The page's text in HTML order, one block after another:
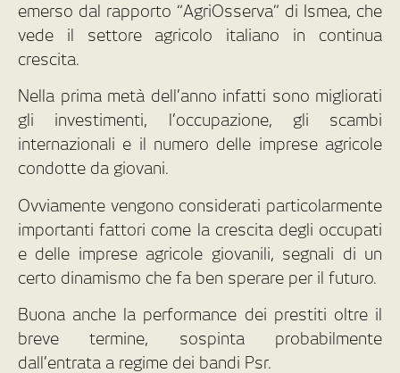
emerso dal rapporto “AgriOsserva” di Ismea, che
vede il settore agricolo italiano in continua
crescita.
Nella prima metà dell’anno infatti sono migliorati
gli investimenti, l’occupazione, gli scambi
internazionali e il numero delle imprese agricole
condotte da giovani.
Ovviamente vengono considerati particolarmente
importanti fattori come la crescita degli occupati
e delle imprese agricole giovanili, segnali di un
certo dinamismo che fa ben sperare per il futuro.
Buona anche la performance dei prestiti oltre il
breve termine, sospinta probabilmente
dall’entrata a regime dei bandi Psr.